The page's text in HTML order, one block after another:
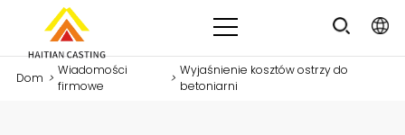
Dom >
Wiadomości
firmowe
>
Wyjaśnienie kosztów ostrzy do
betoniarni